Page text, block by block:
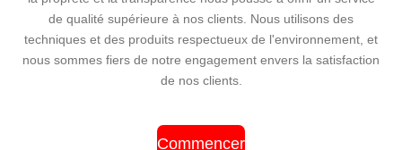
de qualité supérieure à nos clients. Nous utilisons des
techniques et des produits respectueux de l'environnement, et
nous sommes fiers de notre engagement envers la satisfaction
de nos clients.
Commencer